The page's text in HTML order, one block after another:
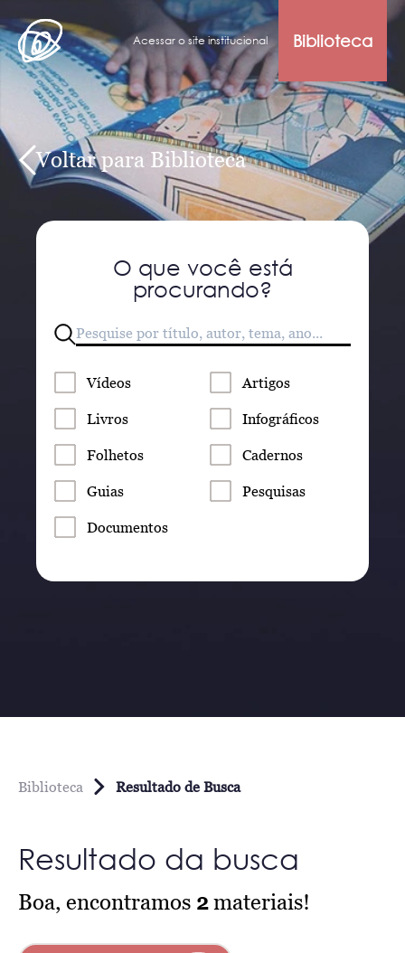
Acessar o site institucional Biblioteca
Voltar para Biblioteca
O que você está
procurando?
Vídeos Artigos
Livros Infográficos
Folhetos Cadernos
Guias Pesquisas
Documentos
Biblioteca Resultado de Busca
Resultado da busca
Boa, encontramos 2materiais!